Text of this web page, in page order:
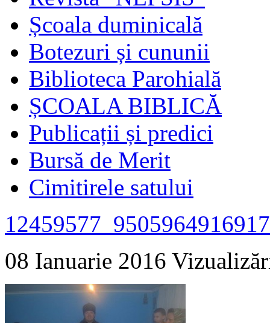
Școala duminicală
Botezuri și cununii
Biblioteca Parohială
ȘCOALA BIBLICĂ
Publicații și predici
Bursă de Merit
Cimitirele satului
08 Ianuarie 2016